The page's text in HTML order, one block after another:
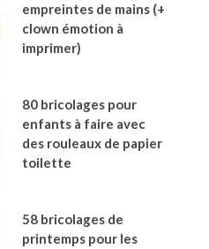
empreintes de mains (+
clown émotion à
imprimer)
80 bricolages pour
enfants à faire avec
des rouleaux de papier
toilette
58 bricolages de
printemps pour les